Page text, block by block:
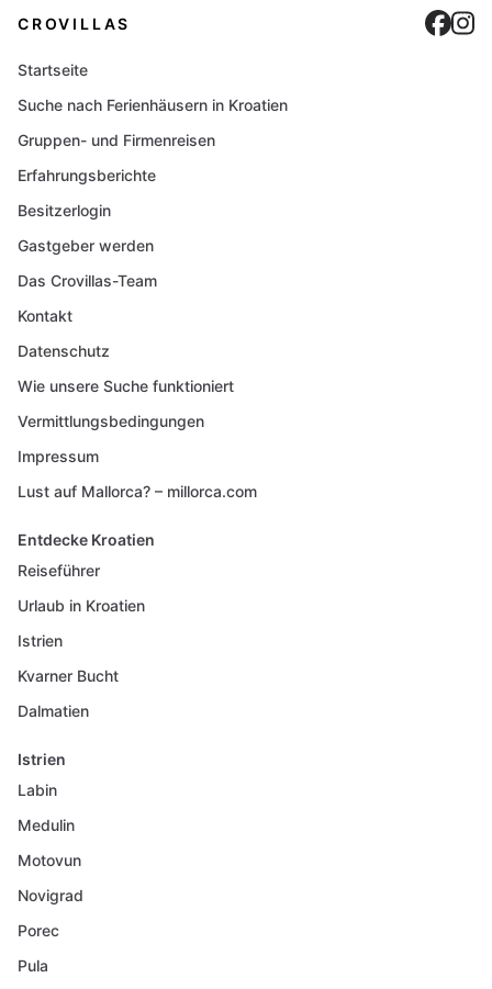
CROVILLAS
Startseite
Suche nach Ferienhäusern in Kroatien
Gruppen- und Firmenreisen
Erfahrungsberichte
Besitzerlogin
Gastgeber werden
Das Crovillas-Team
Kontakt
Datenschutz
Wie unsere Suche funktioniert
Vermittlungsbedingungen
Impressum
Lust auf Mallorca? – millorca.com
Entdecke Kroatien
Reiseführer
Urlaub in Kroatien
Istrien
Kvarner Bucht
Dalmatien
Istrien
Labin
Medulin
Motovun
Novigrad
Porec
Pula